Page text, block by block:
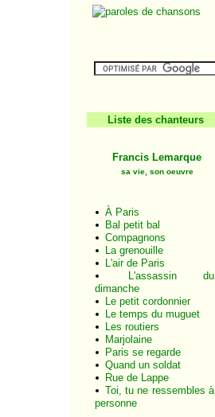
Liste des chanteurs
Francis Lemarque
sa vie, son oeuvre
À Paris
Bal petit bal
Compagnons
La grenouille
L'air de Paris
L'assassin du
dimanche
Le petit cordonnier
Le temps du muguet
Les routiers
Marjolaine
Paris se regarde
Quand un soldat
Rue de Lappe
Toi, tu ne ressembles à
personne